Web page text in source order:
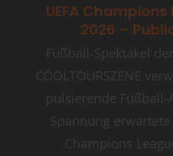
UEFA
2026 –
Fußball-Spektakel
COOLTOURSZENE
pulsierende
Spannung erwartete
Champions